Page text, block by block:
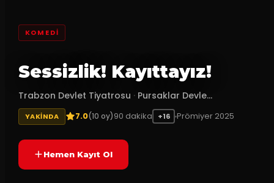
KOMEDI
Sessizlik! Kayıttayız!
Trabzon Devlet Tiyatrosu · Pursaklar Devle...
YAKINDA 7.0(10 oy)90 dakika +16 Prömiyer 2025
Hemen Kayıt Ol